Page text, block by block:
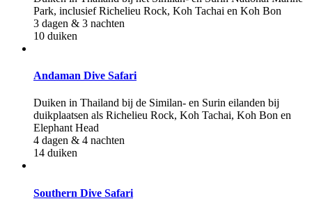
Park, inclusief Richelieu Rock, Koh Tachai en Koh Bon
3 dagen & 3 nachten
10 duiken
Andaman Dive Safari
Duiken in Thailand bij de Similan- en Surin eilanden bij
duikplaatsen als Richelieu Rock, Koh Tachai, Koh Bon en
Elephant Head
4 dagen & 4 nachten
14 duiken
Southern Dive Safari